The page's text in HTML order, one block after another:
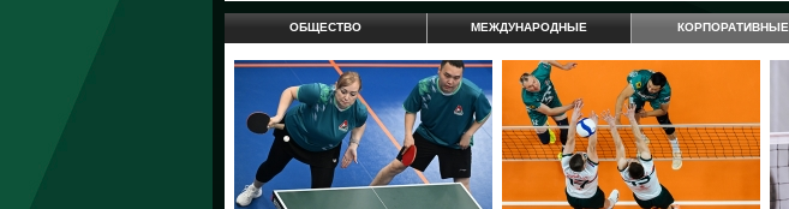
ОБЩЕСТВО МЕЖДУНАРОДНЫЕ КОРПОРАТИВНЫЕ